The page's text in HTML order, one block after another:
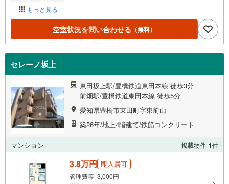
もっと見る
空室状況を問い合わせる （無料）
セレーノ坂上
東田坂上駅/豊橋鉄道東田本線 徒歩3分
前畑駅/豊橋鉄道東田本線 徒歩5分
愛知県豊橋市東田町字東前山
築26年/地上4階建て/鉄筋コンクリート
マンション 掲載物件 1件
3.8万円 即入居可
管理費等 3,000円